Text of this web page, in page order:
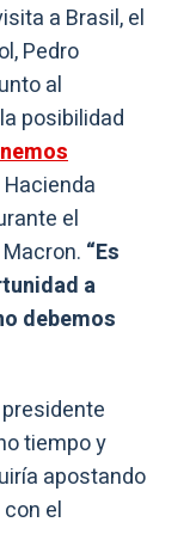
a Brasil, el
Pedro
al
posibilidad
el
“Es
a
debemos
tiempo y
apostando
el